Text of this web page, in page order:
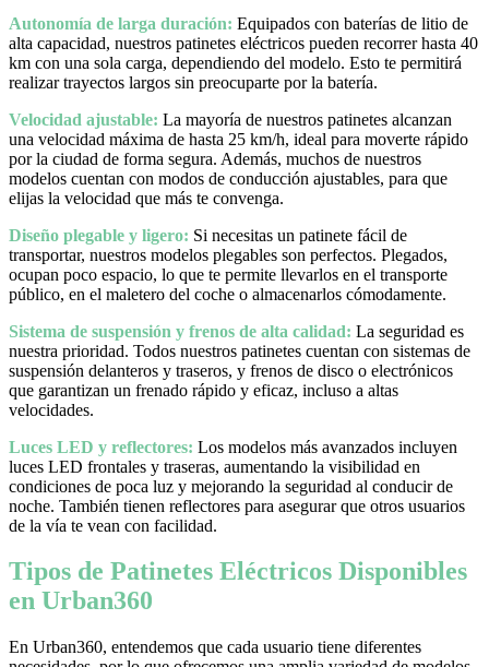
Autonomía de larga duración: Equipados con baterías de litio de
alta capacidad, nuestros patinetes eléctricos pueden recorrer hasta 40
km con una sola carga, dependiendo del modelo. Esto te permitirá
realizar trayectos largos sin preocuparte por la batería.
Velocidad ajustable: La mayoría de nuestros patinetes alcanzan
una velocidad máxima de hasta 25 km/h, ideal para moverte rápido
por la ciudad de forma segura. Además, muchos de nuestros
modelos cuentan con modos de conducción ajustables, para que
elijas la velocidad que más te convenga.
Diseño plegable y ligero: Si necesitas un patinete fácil de
transportar, nuestros modelos plegables son perfectos. Plegados,
ocupan poco espacio, lo que te permite llevarlos en el transporte
público, en el maletero del coche o almacenarlos cómodamente.
Sistema de suspensión y frenos de alta calidad: La seguridad es
nuestra prioridad. Todos nuestros patinetes cuentan con sistemas de
suspensión delanteros y traseros, y frenos de disco o electrónicos
que garantizan un frenado rápido y eficaz, incluso a altas
velocidades.
Luces LED y reflectores: Los modelos más avanzados incluyen
luces LED frontales y traseras, aumentando la visibilidad en
condiciones de poca luz y mejorando la seguridad al conducir de
noche. También tienen reflectores para asegurar que otros usuarios
de la vía te vean con facilidad.
Tipos de Patinetes Eléctricos Disponibles
en Urban360
En Urban360, entendemos que cada usuario tiene diferentes